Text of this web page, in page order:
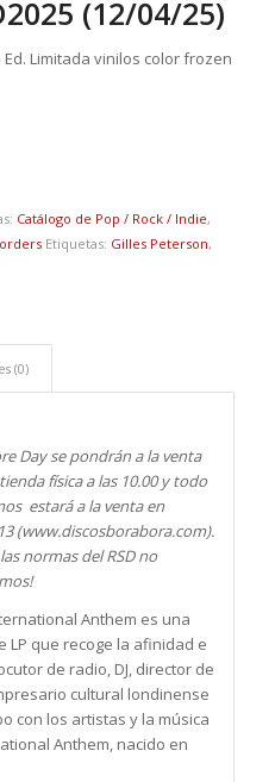
(12/04/25)
Limitada vinilos color frozen
Catálogo de Pop / Rock / Indie,
Etiquetas: Gilles Peterson,
(0)
Day se pondrán a la venta
física a las 10.00 y todo
estará a la venta en
(www.discosborabora.com).
normas del RSD no
Anthem es una
LP que recoge la afinidad e
de radio, DJ, director de
cultural londinense
con los artistas y la música
Anthem, nacido en